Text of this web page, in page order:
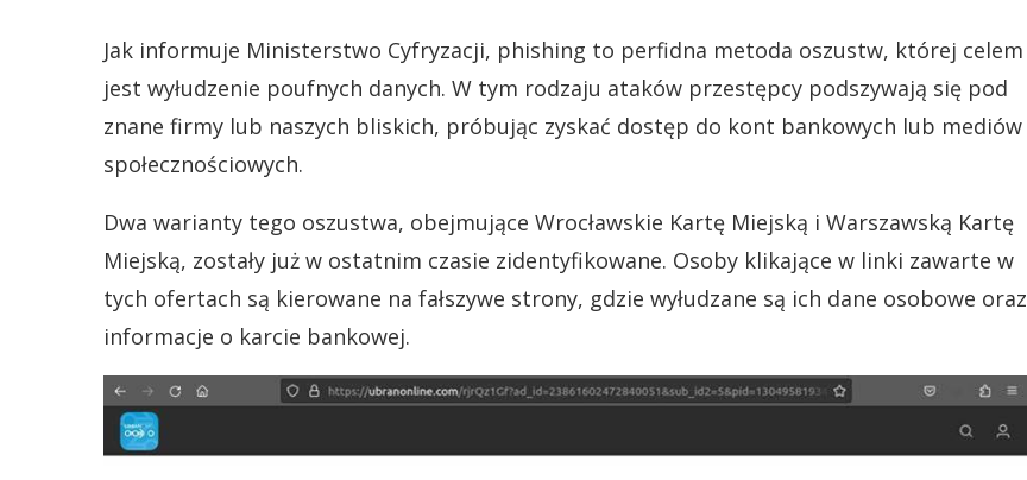
Jak informuje Ministerstwo Cyfryzacji, phishing to perfidna metoda oszustw, której celem
jest wyłudzenie poufnych danych. W tym rodzaju ataków przestępcy podszywają się pod
znane firmy lub naszych bliskich, próbując zyskać dostęp do kont bankowych lub mediów
społecznościowych.
Dwa warianty tego oszustwa, obejmujące Wrocławskie Kartę Miejską i Warszawską Kartę
Miejską, zostały już w ostatnim czasie zidentyfikowane. Osoby klikające w linki zawarte w
tych ofertach są kierowane na fałszywe strony, gdzie wyłudzane są ich dane osobowe oraz
informacje o karcie bankowej.